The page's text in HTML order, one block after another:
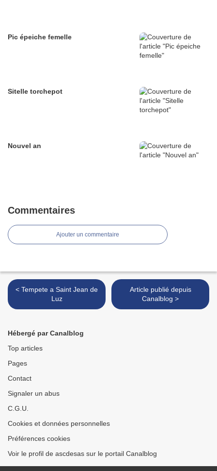
Pic épeiche femelle
Sitelle torchepot
Nouvel an
Commentaires
Ajouter un commentaire
< Tempete a Saint Jean de
Luz
Article publié depuis
Canalblog >
Hébergé par Canalblog
Top articles
Pages
Contact
Signaler un abus
C.G.U.
Cookies et données personnelles
Préférences cookies
Voir le profil de ascdesas sur le portail Canalblog